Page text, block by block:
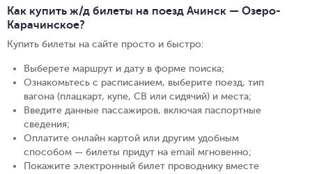
Как купить ж/д билеты на поезд Ачинск — Озеро-
Карачинское?
Купить билеты на сайте просто и быстро:
Выберете маршрут и дату в форме поиска;
Ознакомьтесь с расписанием, выберите поезд, тип
вагона (плацкарт, купе, СВ или сидячий) и места;
Введите данные пассажиров, включая паспортные
сведения;
Оплатите онлайн картой или другим удобным
способом — билеты придут на email мгновенно;
Покажите электронный билет проводнику вместе